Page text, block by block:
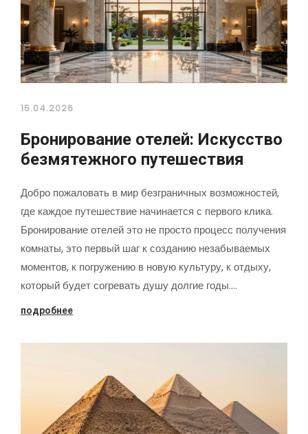
15.04.2026
Бронирование отелей: Искусство
безмятежного путешествия
Добро пожаловать в мир безграничных возможностей,
где каждое путешествие начинается с первого клика.
Бронирование отелей это не просто процесс получения
комнаты, это первый шаг к созданию незабываемых
моментов, к погружению в новую культуру, к отдыху,
который будет согревать душу долгие годы.…
подробнее